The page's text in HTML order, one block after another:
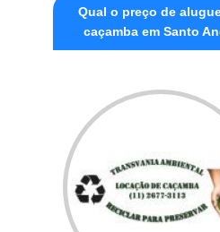
Qual o preço de
caçamba em Santo